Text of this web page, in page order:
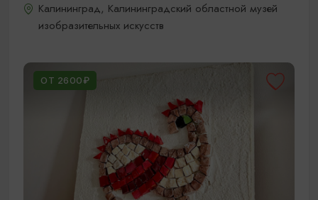
Калининград, Калининградский областной музей
изобразительных искусств
ОТ 2600₽